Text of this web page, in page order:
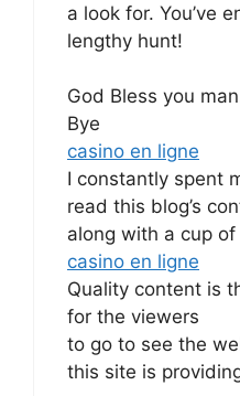
a look for. You’ve
lengthy hunt!
God Bless you
Bye
casino en ligne
I constantly spent
read this blog’s
along with a cup
casino en ligne
Quality content is
for the viewers
to go to see the
this site is